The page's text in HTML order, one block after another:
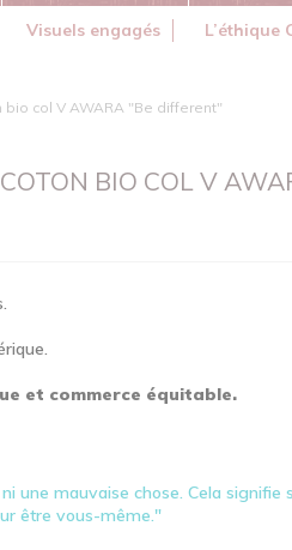
Visuels engagés L’éthique
col V AWARA "Be different"
BIO COL V
et commerce équitable.
une mauvaise chose. Cela signifie
être vous-même."